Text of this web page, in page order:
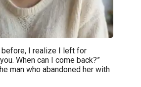
before, I realize I left for
When can I come back?”
man who abandoned her with